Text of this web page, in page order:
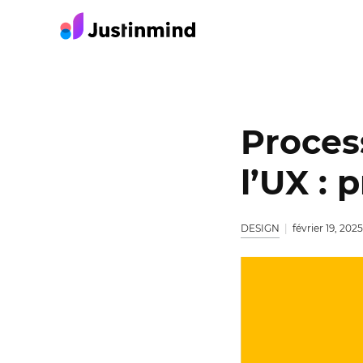
l’UX :
DESIGN février 19, 2025